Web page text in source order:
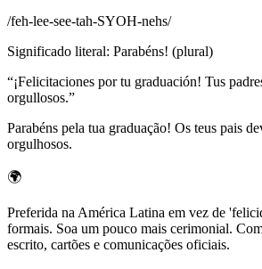
/feh-lee-see-tah-SYOH-nehs/
Significado literal: Parabéns! (plural)
“¡Felicitaciones por tu graduación! Tus
orgullosos.”
Parabéns pela tua graduação! Os teus pais
orgulhosos.
🌍
Preferida na América Latina em vez de
formais. Soa um pouco mais cerimonial.
escrito, cartões e comunicações oficiais.